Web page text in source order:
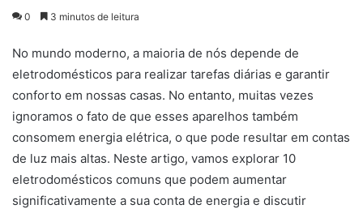
0 3 minutos de leitura
No mundo moderno, a maioria de nós depende de
eletrodomésticos para realizar tarefas diárias e garantir
conforto em nossas casas. No entanto, muitas vezes
ignoramos o fato de que esses aparelhos também
consomem energia elétrica, o que pode resultar em contas
de luz mais altas. Neste artigo, vamos explorar 10
eletrodomésticos comuns que podem aumentar
significativamente a sua conta de energia e discutir